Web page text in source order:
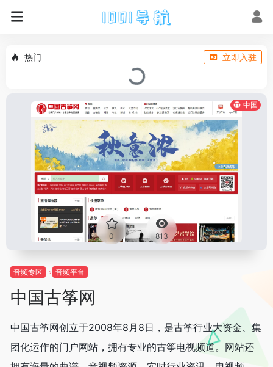
热门 立即入驻
中国
0 813
音频专区 音频平台
中国古筝网
中国古筝网创立于2008年8月8日，是古筝行业大资金、集
团化运作的门户网站，拥有专业的古筝电视频道。网站还